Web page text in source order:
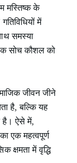
मस्तिष्क के
में
समस्या
सोच कौशल को
जीवन जीने
है, बल्कि यह
है। ऐसे में,
एक महत्वपूर्ण
क्षमता में वृद्धि